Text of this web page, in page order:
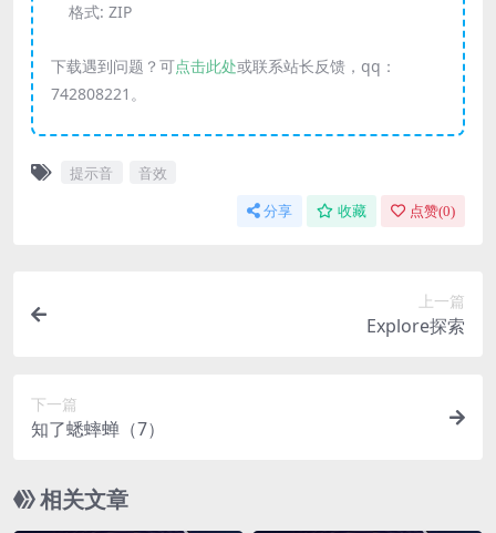
格式: ZIP
下载遇到问题？可点击此处或联系站长反馈，qq：
742808221。
提示音 音效
分享 收藏 点赞(0)
上一篇
Explore探索
下一篇
知了蟋蟀蝉（7）
相关文章